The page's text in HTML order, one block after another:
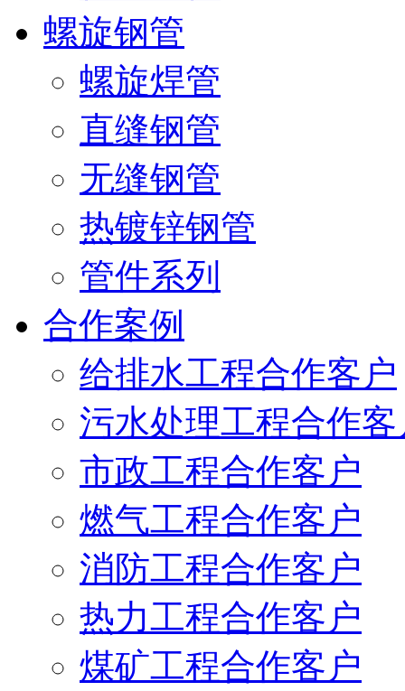
螺旋钢管
螺旋焊管
直缝钢管
无缝钢管
热镀锌钢管
管件系列
合作案例
给排水工程合作客户
污水处理工程合作客
市政工程合作客户
燃气工程合作客户
消防工程合作客户
热力工程合作客户
煤矿工程合作客户